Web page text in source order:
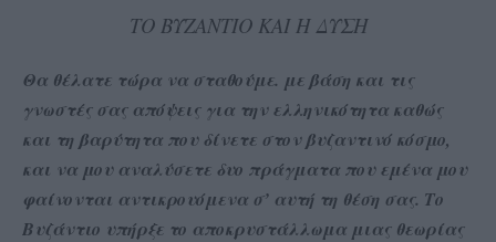
ΤΟ ΒΥΖΑΝΤΙΟ ΚΑΙ Η ΔΥΣΗ
Θα θέλατε τώρα να σταθούμε. με βάση και τις
γνωστές σας απόψεις για την ελληνικότητα καθώς
και τη βαρύτητα που δίνετε στον βυζαντινό κόσμο,
και να μου αναλύσετε δυο πράγματα που εμένα μου
φαίνονται αντικρουόμενα σ’ αυτή τη θέση σας. Το
Βυζάντιο υπήρξε το αποκρυστάλλωμα μιας θεωρίας